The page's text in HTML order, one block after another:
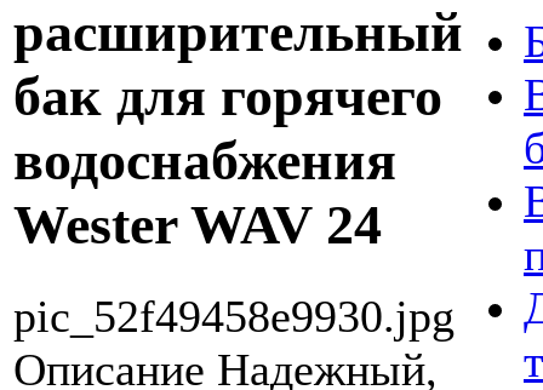
расширительный
бак для горячего
водоснабжения
Wester WAV 24
pic_52f49458e9930.jpg
Описание Надежный,